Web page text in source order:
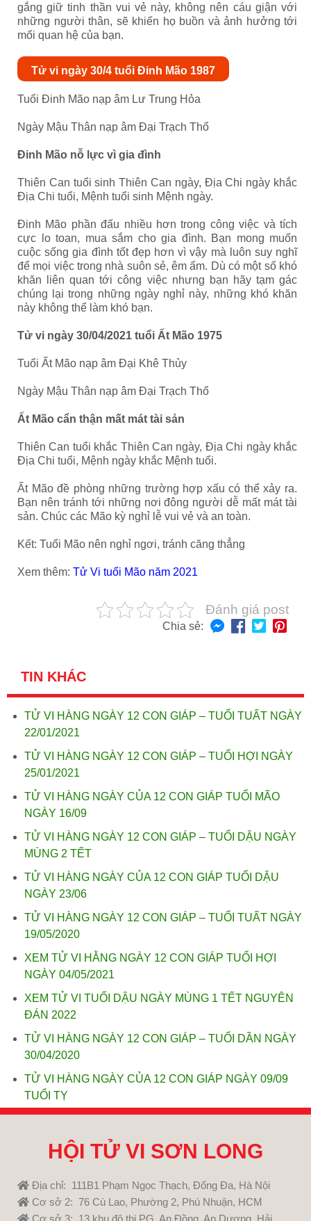
gắng giữ tinh thần vui vẻ này, không nên cáu giận với
những người thân, sẽ khiến họ buồn và ảnh hưởng tới
mối quan hệ của bạn.
Tử vi ngày 30/4 tuổi Đinh Mão 1987
Tuổi Đinh Mão nạp âm Lư Trung Hỏa
Ngày Mậu Thân nạp âm Đại Trạch Thổ
Đinh Mão nỗ lực vì gia đình
Thiên Can tuổi sinh Thiên Can ngày, Địa Chi ngày khắc
Địa Chi tuổi, Mệnh tuổi sinh Mệnh ngày.
Đinh Mão phần đấu nhiều hơn trong công việc và tích
cực lo toan, mua sắm cho gia đình. Bạn mong muốn
cuộc sống gia đình tốt đẹp hơn vì vậy mà luôn suy nghĩ
để mọi việc trong nhà suôn sẻ, êm ấm. Dù có một số khó
khăn liên quan tới công việc nhưng bạn hãy tạm gác
chúng lại trong những ngày nghỉ này, những khó khăn
này không thể làm khó bạn.
Tử vi ngày 30/04/2021 tuổi Ất Mão 1975
Tuổi Ất Mão nạp âm Đại Khê Thủy
Ngày Mậu Thân nạp âm Đại Trạch Thổ
Ất Mão cẩn thận mất mát tài sản
Thiên Can tuổi khắc Thiên Can ngày, Địa Chi ngày khắc
Địa Chi tuổi, Mệnh ngày khắc Mệnh tuổi.
Ất Mão đề phòng những trường hợp xấu có thể xảy ra.
Bạn nên tránh tới những nơi đông người dễ mất mát tài
sản. Chúc các Mão kỳ nghỉ lễ vui vẻ và an toàn.
Kết: Tuổi Mão nên nghỉ ngơi, tránh căng thẳng
Xem thêm: Tử Vi tuổi Mão năm 2021
Đánh giá post
Chia sẻ:
TIN KHÁC
TỬ VI HÀNG NGÀY 12 CON GIÁP – TUỔI TUẤT NGÀY
22/01/2021
TỬ VI HÀNG NGÀY 12 CON GIÁP – TUỔI HỢI NGÀY
25/01/2021
TỬ VI HÀNG NGÀY CỦA 12 CON GIÁP TUỔI MÃO
NGÀY 16/09
TỬ VI HÀNG NGÀY 12 CON GIÁP – TUỔI DẬU NGÀY
MÙNG 2 TẾT
TỬ VI HÀNG NGÀY CỦA 12 CON GIÁP TUỔI DẬU
NGÀY 23/06
TỬ VI HÀNG NGÀY 12 CON GIÁP – TUỔI TUẤT NGÀY
19/05/2020
XEM TỬ VI HẰNG NGÀY 12 CON GIÁP TUỔI HỢI
NGÀY 04/05/2021
XEM TỬ VI TUỔI DẬU NGÀY MÙNG 1 TẾT NGUYÊN
ĐÁN 2022
TỬ VI HÀNG NGÀY 12 CON GIÁP – TUỔI DẦN NGÀY
30/04/2020
TỬ VI HÀNG NGÀY CỦA 12 CON GIÁP NGÀY 09/09
TUỔI TỴ
HỘI TỬ VI SƠN LONG
Địa chỉ: 111B1 Phạm Ngọc Thạch, Đống Đa, Hà Nội
Cơ sở 2: 76 Cù Lao, Phường 2, Phú Nhuận, HCM
Cơ sở 3: 13 khu đô thị PG, An Đồng, An Dương, Hải